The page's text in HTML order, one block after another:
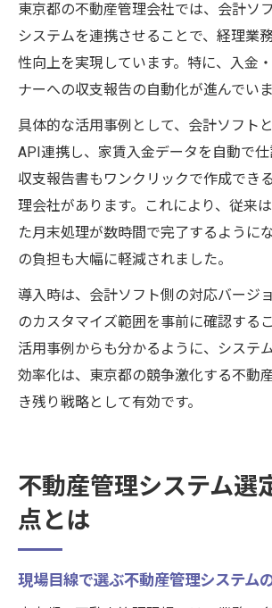
東京都の不動産管理会社では、会計ソ
システムを連携させることで、経理業
性向上を実現しています。特に、入金
ナーへの収支報告の自動化が進んでいま
具体的な活用事例として、会計ソフト
API連携し、家賃入金データを自動で
収支報告書もワンクリックで作成でき
理会社があります。これにより、従来
た月末処理が数時間で完了するように
の負担も大幅に軽減されました。
導入時は、会計ソフト側の対応バージ
のカスタマイズ範囲を事前に確認する
活用事例からも分かるように、システ
効率化は、東京都の競争激化する不動
き残り戦略として有効です。
不動産管理システム選
点とは
現場目線で選ぶ不動産管理システム